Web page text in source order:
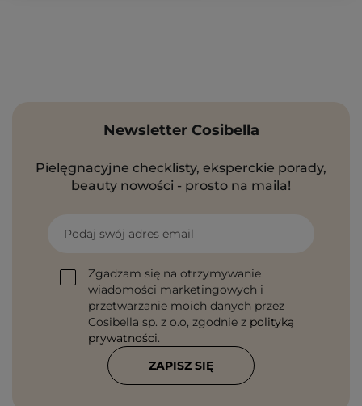
Newsletter Cosibella
Pielęgnacyjne checklisty, eksperckie porady,
beauty nowości - prosto na maila!
Podaj swój adres email
Zgadzam się na otrzymywanie
wiadomości marketingowych i
przetwarzanie moich danych przez
Cosibella sp. z o.o, zgodnie z polityką
prywatności.
ZAPISZ SIĘ